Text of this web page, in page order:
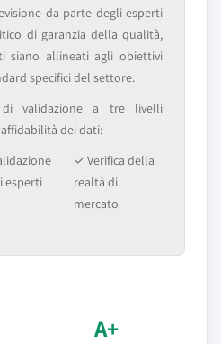
da parte degli esperti
di garanzia della qualità,
siano allineati agli obiettivi
specifici del settore.
validazione a tre livelli
dei dati:
esperti
✓ Verifica della
realtà di
mercato
A+